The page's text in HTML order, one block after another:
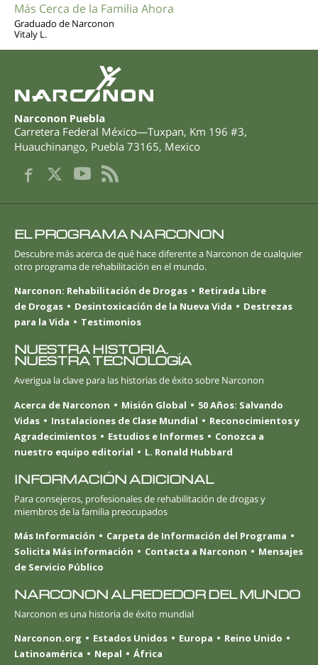
Más Cerca de la Familia Ahora
Graduado de Narconon
Vitaly L.
Narconon Puebla
Carretera Federal México—Tuxpan, Km 196 #3,
Huauchinango, Puebla 73165, Mexico
EL PROGRAMA NARCONON
Descubre más acerca de qué hace diferente a Narconon de cualquier
otro programa de rehabilitación en el mundo.
Narconon: Rehabilitación de Drogas
Retirada Libre
de Drogas
Desintoxicación de la Nueva Vida
Destrezas
para la Vida
Testimonios
NUESTRA HISTORIA.
NUESTRA TECNOLOGÍA
Averigua la clave para las historias de éxito sobre Narconon
Acerca de Narconon
Misión Global
50 Años: Salvando
Vidas
Instalaciones de Clase Mundial
Reconocimientos y
Agradecimientos
Estudios e Informes
Conozca a
nuestro equipo editorial
L. Ronald Hubbard
INFORMACIÓN ADICIONAL
Para consejeros, profesionales de rehabilitación de drogas y
miembros de la familia preocupados
Más Información
Carpeta de Información del Programa
Solicita Más información
Contacta a Narconon
Mensajes
de Servicio Público
NARCONON ALREDEDOR DEL MUNDO
Narconon es una historia de éxito mundial
Narconon.org
Estados Unidos Europa
Reino Unido
Latinoamérica
Nepal África